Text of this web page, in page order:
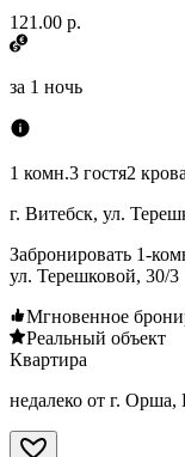
121.00 р.
за 1 ночь
1 комн.3 гостя2
г. Витебск, ул.
Забронировать 1-
ул. Терешковой, 30/3
Мгновенное
Реальный объект
Квартира
недалеко от г. Орша,